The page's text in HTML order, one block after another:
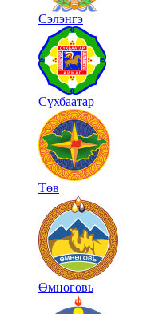
Сэлэнгэ
Сүхбаатар
Төв
Өмнөговь